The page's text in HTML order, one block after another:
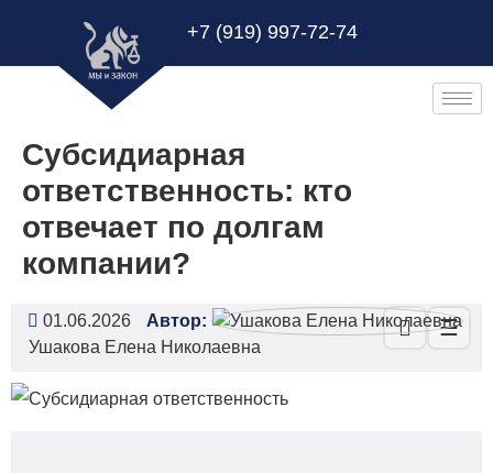
+7 (919) 997-72-74
Субсидиарная
ответственность: кто
отвечает по долгам
компании?
01.06.2026
Автор:
Ушакова Елена Николаевна
☰